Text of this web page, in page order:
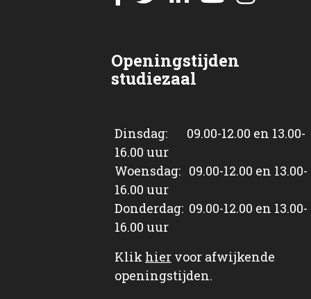
Openingstijden
studiezaal
Dinsdag: 09.00-12.00 en 13.00-
16.00 uur
Woensdag: 09.00-12.00 en 13.00-
16.00 uur
Donderdag: 09.00-12.00 en 13.00-
16.00 uur
Klik hier voor afwijkende
openingstijden.